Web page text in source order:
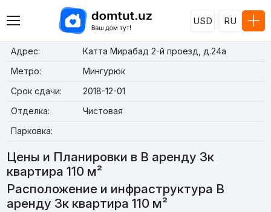
USD RU
Адрес:
Катта Мирабад 2-й проезд, д.24a
Метро:
Мингурюк
Срок сдачи:
2018-12-01
Отделка:
Чистовая
Парковка:
Цены и Планировки в В аренду 3к
квартира 110 м²
Расположение и инфраструктура В
аренду 3к квартира 110 м²